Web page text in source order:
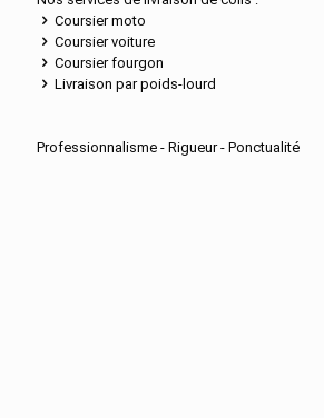
Coursier moto
Coursier voiture
Coursier fourgon
Livraison par poids-lourd
Professionnalisme - Rigueur - Ponctualité